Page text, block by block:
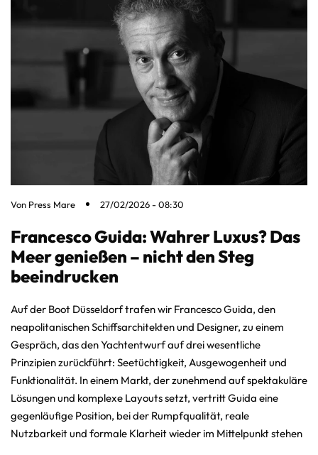
Von Press Mare 27/02/2026 - 08:30
Francesco Guida: Wahrer Luxus? Das
Meer genießen – nicht den Steg
beeindrucken
Auf der Boot Düsseldorf trafen wir Francesco Guida, den
neapolitanischen Schiffsarchitekten und Designer, zu einem
Gespräch, das den Yachtentwurf auf drei wesentliche
Prinzipien zurückführt: Seetüchtigkeit, Ausgewogenheit und
Funktionalität. In einem Markt, der zunehmend auf spektakuläre
Lösungen und komplexe Layouts setzt, vertritt Guida eine
gegenläufige Position, bei der Rumpfqualität, reale
Nutzbarkeit und formale Klarheit wieder im Mittelpunkt stehen